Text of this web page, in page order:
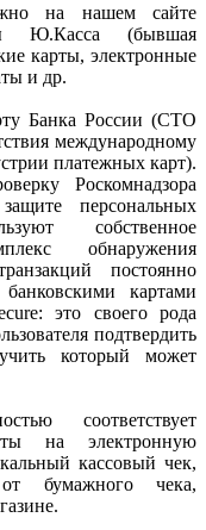
на нашем сайте
Ю.Касса
(бывшая
карты, электронные
и др.
Банка России (СТО
международному
платежных карт).
Роскомнадзора
персональных
собственное
обнаружения
постоянно
картами
это своего рода
подтвердить
который может
соответствует
на электронную
кассовый чек,
бумажного чека,